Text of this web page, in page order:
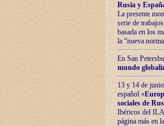
Rusia y
La presente
serie de
basada en los
la “nueva
En San
mundo
13 y 14 de
español «
sociales de
Ibéricos del ILA
página más en